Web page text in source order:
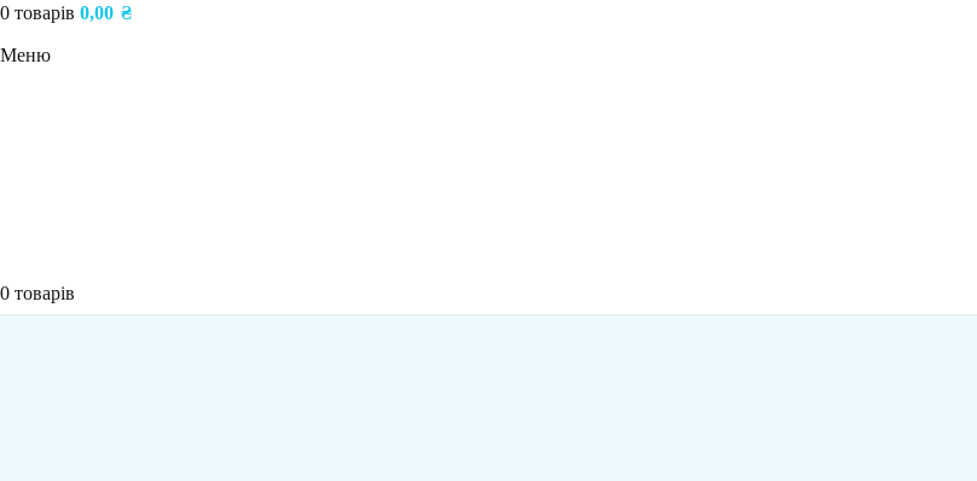
0 товарів 0,00 ₴
Меню
0 товарів